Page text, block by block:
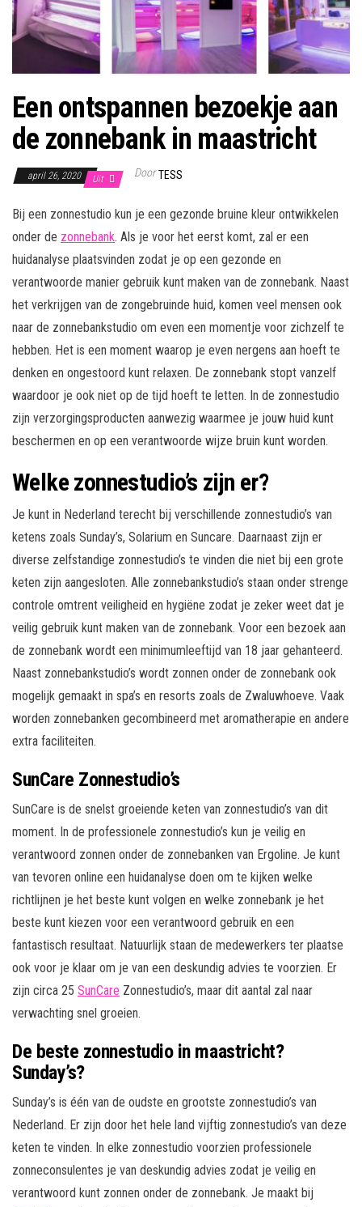
Een ontspannen bezoekje aan
de zonnebank in maastricht
april 26, 2020 Uit Door TESS
Bij een zonnestudio kun je een gezonde bruine kleur ontwikkelen
onder de zonnebank. Als je voor het eerst komt, zal er een
huidanalyse plaatsvinden zodat je op een gezonde en
verantwoorde manier gebruik kunt maken van de zonnebank. Naast
het verkrijgen van de zongebruinde huid, komen veel mensen ook
naar de zonnebankstudio om even een momentje voor zichzelf te
hebben. Het is een moment waarop je even nergens aan hoeft te
denken en ongestoord kunt relaxen. De zonnebank stopt vanzelf
waardoor je ook niet op de tijd hoeft te letten. In de zonnestudio
zijn verzorgingsproducten aanwezig waarmee je jouw huid kunt
beschermen en op een verantwoorde wijze bruin kunt worden.
Welke zonnestudio’s zijn er?
Je kunt in Nederland terecht bij verschillende zonnestudio’s van
ketens zoals Sunday’s, Solarium en Suncare. Daarnaast zijn er
diverse zelfstandige zonnestudio’s te vinden die niet bij een grote
keten zijn aangesloten. Alle zonnebankstudio’s staan onder strenge
controle omtrent veiligheid en hygiëne zodat je zeker weet dat je
veilig gebruik kunt maken van de zonnebank. Voor een bezoek aan
de zonnebank wordt een minimumleeftijd van 18 jaar gehanteerd.
Naast zonnebankstudio’s wordt zonnen onder de zonnebank ook
mogelijk gemaakt in spa’s en resorts zoals de Zwaluwhoeve. Vaak
worden zonnebanken gecombineerd met aromatherapie en andere
extra faciliteiten.
SunCare Zonnestudio’s
SunCare is de snelst groeiende keten van zonnestudio’s van dit
moment. In de professionele zonnestudio’s kun je veilig en
verantwoord zonnen onder de zonnebanken van Ergoline. Je kunt
van tevoren online een huidanalyse doen om te kijken welke
richtlijnen je het beste kunt volgen en welke zonnebank je het
beste kunt kiezen voor een verantwoord gebruik en een
fantastisch resultaat. Natuurlijk staan de medewerkers ter plaatse
ook voor je klaar om je van een deskundig advies te voorzien. Er
zijn circa 25 SunCare Zonnestudio’s, maar dit aantal zal naar
verwachting snel groeien.
De beste zonnestudio in maastricht?
Sunday’s?
Sunday’s is één van de oudste en grootste zonnestudio’s van
Nederland. Er zijn door het hele land vijftig zonnestudio’s van deze
keten te vinden. In elke zonnestudio voorzien professionele
zonneconsulentes je van deskundig advies zodat je veilig en
verantwoord kunt zonnen onder de zonnebank. Je maakt bij